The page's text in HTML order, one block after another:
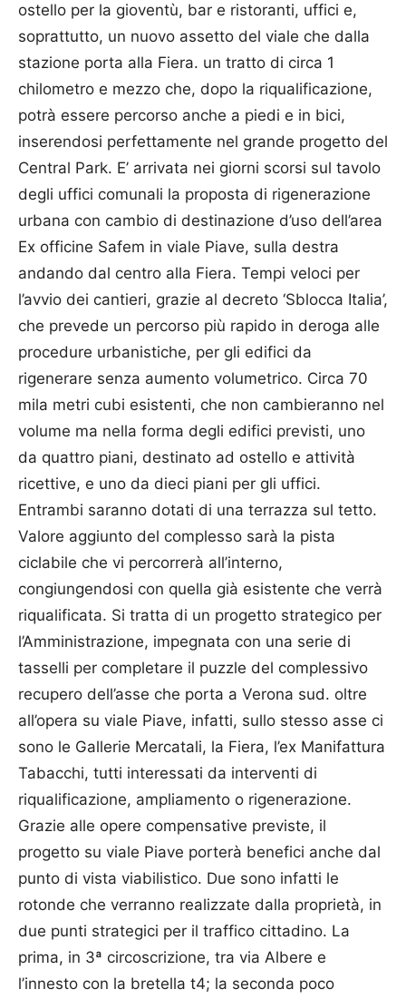
ostello per la gioventù, bar e ristoranti, uffici e,
soprattutto, un nuovo assetto del viale che dalla
stazione porta alla Fiera. un tratto di circa 1
chilometro e mezzo che, dopo la riqualificazione,
potrà essere percorso anche a piedi e in bici,
inserendosi perfettamente nel grande progetto del
Central Park. E’ arrivata nei giorni scorsi sul tavolo
degli uffici comunali la proposta di rigenerazione
urbana con cambio di destinazione d’uso dell’area
Ex officine Safem in viale Piave, sulla destra
andando dal centro alla Fiera. Tempi veloci per
l’avvio dei cantieri, grazie al decreto ‘Sblocca Italia’,
che prevede un percorso più rapido in deroga alle
procedure urbanistiche, per gli edifici da
rigenerare senza aumento volumetrico. Circa 70
mila metri cubi esistenti, che non cambieranno nel
volume ma nella forma degli edifici previsti, uno
da quattro piani, destinato ad ostello e attività
ricettive, e uno da dieci piani per gli uffici.
Entrambi saranno dotati di una terrazza sul tetto.
Valore aggiunto del complesso sarà la pista
ciclabile che vi percorrerà all’interno,
congiungendosi con quella già esistente che verrà
riqualificata. Si tratta di un progetto strategico per
l’Amministrazione, impegnata con una serie di
tasselli per completare il puzzle del complessivo
recupero dell’asse che porta a Verona sud. oltre
all’opera su viale Piave, infatti, sullo stesso asse ci
sono le Gallerie Mercatali, la Fiera, l’ex Manifattura
Tabacchi, tutti interessati da interventi di
riqualificazione, ampliamento o rigenerazione.
Grazie alle opere compensative previste, il
progetto su viale Piave porterà benefici anche dal
punto di vista viabilistico. Due sono infatti le
rotonde che verranno realizzate dalla proprietà, in
due punti strategici per il traffico cittadino. La
prima, in 3ª circoscrizione, tra via Albere e
l’innesto con la bretella t4; la seconda poco